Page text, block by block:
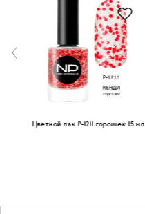
Цветной лак P-1211 горошек 15 мл